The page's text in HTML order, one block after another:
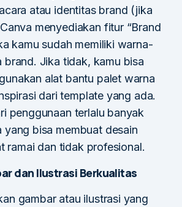
atau identitas brand (jika
menyediakan fitur “Brand
kamu sudah memiliki warna-
brand. Jika tidak, kamu bisa
alat bantu palet warna
dari template yang ada.
penggunaan terlalu banyak
yang bisa membuat desain
ramai dan tidak profesional.
dan Ilustrasi Berkualitas
gambar atau ilustrasi yang